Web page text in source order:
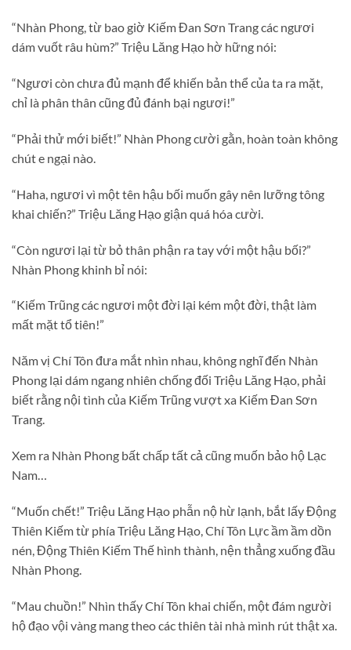
“Nhàn Phong, từ bao giờ Kiếm Đan Sơn Trang các ngươi
dám vuốt râu hùm?” Triệu Lăng Hạo hờ hững nói:
“Ngươi còn chưa đủ mạnh để khiến bản thể của ta ra mặt,
chỉ là phân thân cũng đủ đánh bại ngươi!”
“Phải thử mới biết!” Nhàn Phong cười gằn, hoàn toàn không
chút e ngại nào.
“Haha, ngươi vì một tên hậu bối muốn gây nên lưỡng tông
khai chiến?” Triệu Lăng Hạo giận quá hóa cười.
“Còn ngươi lại từ bỏ thân phận ra tay với một hậu bối?”
Nhàn Phong khinh bỉ nói:
“Kiếm Trũng các ngươi một đời lại kém một đời, thật làm
mất mặt tổ tiên!”
Năm vị Chí Tôn đưa mắt nhìn nhau, không nghĩ đến Nhàn
Phong lại dám ngang nhiên chống đối Triệu Lăng Hạo, phải
biết rằng nội tình của Kiếm Trũng vượt xa Kiếm Đan Sơn
Trang.
Xem ra Nhàn Phong bất chấp tất cả cũng muốn bảo hộ Lạc
Nam…
“Muốn chết!” Triệu Lăng Hạo phẫn nộ hừ lạnh, bắt lấy Động
Thiên Kiếm từ phía Triệu Lăng Hạo, Chí Tôn Lực ầm ầm dồn
nén, Động Thiên Kiếm Thế hình thành, nện thẳng xuống đầu
Nhàn Phong.
“Mau chuồn!” Nhìn thấy Chí Tôn khai chiến, một đám người
hộ đạo vội vàng mang theo các thiên tài nhà mình rút thật xa.